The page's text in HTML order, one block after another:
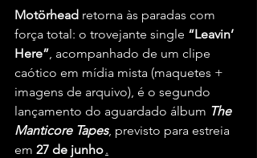
Motörhead retorna às paradas com
força total: o trovejante single “Leavin’
Here”, acompanhado de um clipe
caótico em mídia mista (maquetes +
imagens de arquivo), é o segundo
lançamento do aguardado álbum The
Manticore Tapes, previsto para estreia
em 27 de junho.